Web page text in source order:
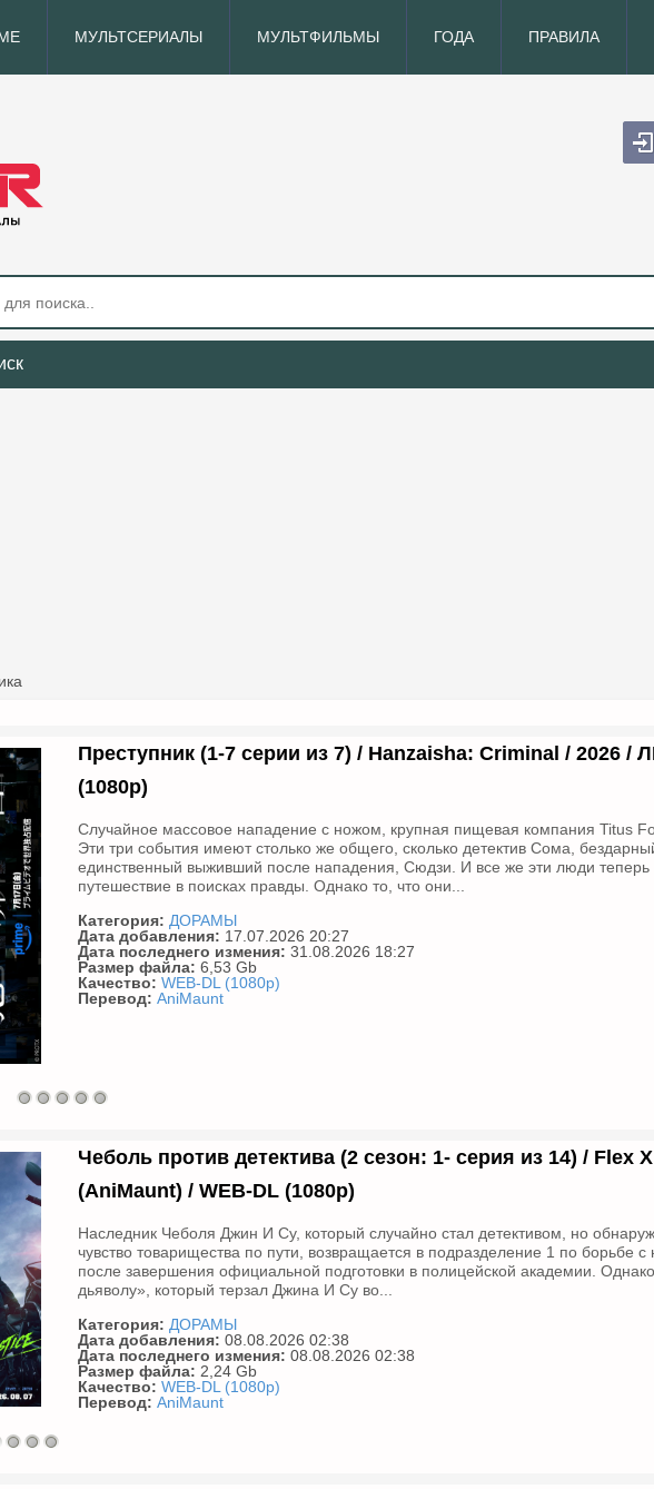
МУЛЬТСЕРИАЛЫ МУЛЬТФИЛЬМЫ ГОДА ПРАВИЛА
Преступник (1-7 серии из 7) / Hanzaisha: Criminal / 2026 /
(1080p)
Случайное массовое нападение с ножом, крупная пищевая компания Titus
Эти три события имеют столько же общего, сколько детектив Сома,
единственный выживший после нападения, Сюдзи. И все же эти люди теперь
путешествие в поисках правды. Однако то, что они...
Категория: ДОРАМЫ
Дата добавления: 17.07.2026 20:27
Дата последнего измения: 31.08.2026 18:27
Размер файла: 6,53 Gb
Качество: WEB-DL (1080p)
Перевод: AniMaunt
Чеболь против детектива (2 сезон: 1- серия из 14) / Flex
(AniMaunt) / WEB-DL (1080p)
Наследник Чеболя Джин И Су, который случайно стал детективом, но
чувство товарищества по пути, возвращается в подразделение 1 по борьбе
после завершения официальной подготовки в полицейской академии.
дьяволу», который терзал Джина И Су во...
Категория: ДОРАМЫ
Дата добавления: 08.08.2026 02:38
Дата последнего измения: 08.08.2026 02:38
Размер файла: 2,24 Gb
Качество: WEB-DL (1080p)
Перевод: AniMaunt